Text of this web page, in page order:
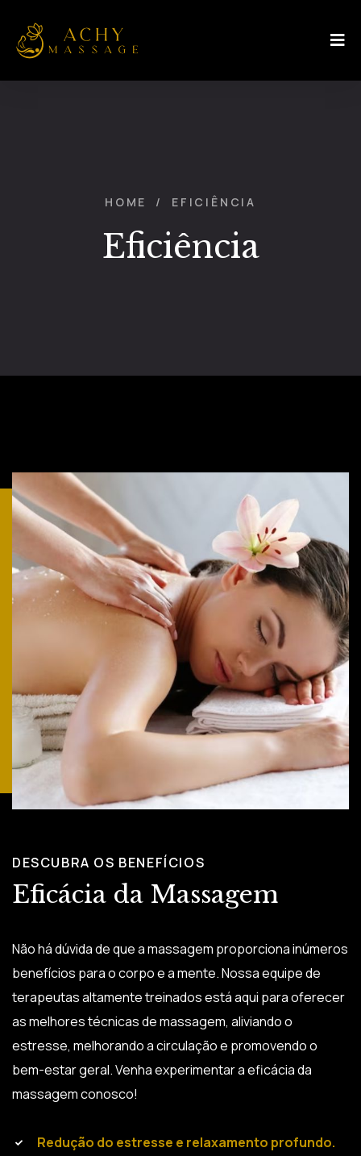
HOME / EFICIÊNCIA
Eficiência
DESCUBRA OS BENEFÍCIOS
Eficácia da Massagem
Não há dúvida de que a massagem proporciona inúmeros
benefícios para o corpo e a mente. Nossa equipe de
terapeutas altamente treinados está aqui para oferecer
as melhores técnicas de massagem, aliviando o
estresse, melhorando a circulação e promovendo o
bem-estar geral. Venha experimentar a eficácia da
massagem conosco!
Redução do estresse e relaxamento profundo.